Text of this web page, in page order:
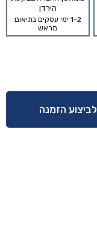
הירדן
1-2 ימי עסקים בתיאום
מראש
לביצוע הזמנה